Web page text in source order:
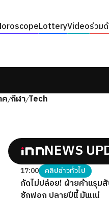
LotteryVideoร่วม
ค/กีฬา/Tech
NEWS
17:00 คลิปข่าวทั่วไป
กัดไม่ปล่อย! ฝ่ายค้านรุม
ซักฟอก ปลายปีนี้ มันแน่